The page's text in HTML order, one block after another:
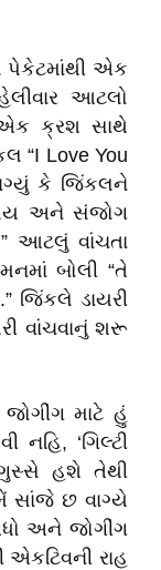
પેકેટમાંથી એક
આટલો
ક્રશ સાથે
“I Love You
કે જિંકલને
અને સંજોગ
આટલું વાંચતા
બોલી “તે
જિંકલે ડાયરી
વાંચવાનું શરૂ
માટે હું
‘ગિલ્ટી
હશે તેથી
સાંજે છ વાગ્યે
અને જોગીંગ
એકટિવની રાહ